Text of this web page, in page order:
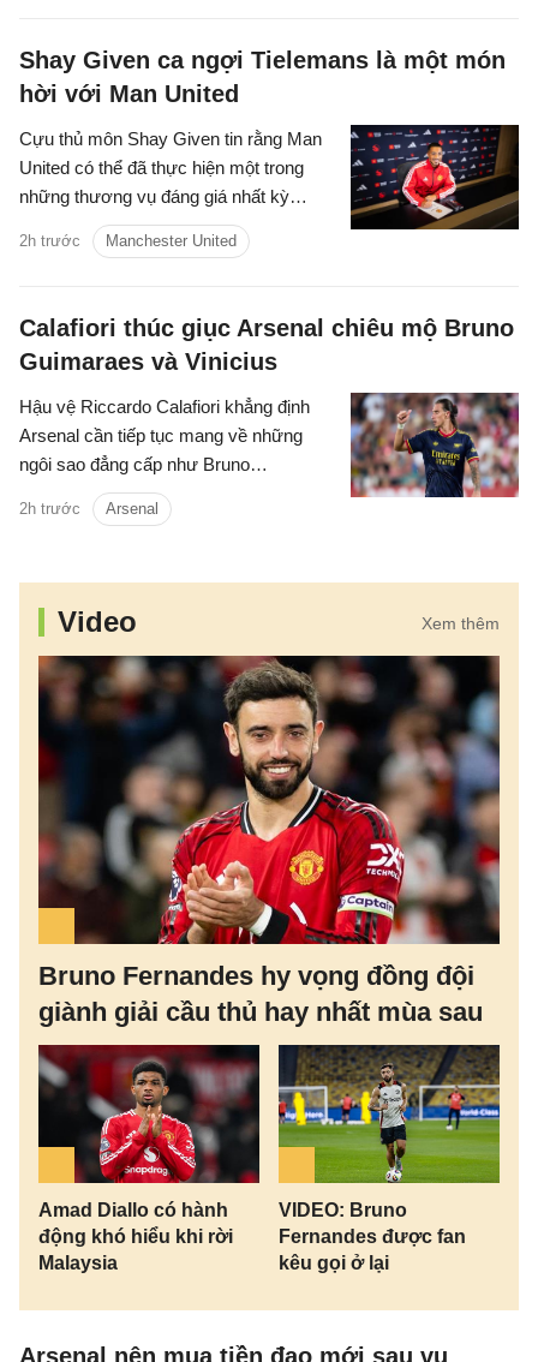
Shay Given ca ngợi Tielemans là một món
hời với Man United
Cựu thủ môn Shay Given tin rằng Man
United có thể đã thực hiện một trong
những thương vụ đáng giá nhất kỳ
chuyển nhượng hè khi chiêu mộ Youri
Tielemans với mức phí chỉ 35 triệu
2h trước Manchester United
Calafiori thúc giục Arsenal chiêu mộ Bruno
Guimaraes và Vinicius
Hậu vệ Riccardo Calafiori khẳng định
Arsenal cần tiếp tục mang về những
ngôi sao đẳng cấp như Bruno
Guimaraes và Vinicius Junior nếu muốn
duy trì vị thế số một và hướng đến một
2h trước Arsenal
Video Xem thêm
Bruno Fernandes hy vọng đồng đội
giành giải cầu thủ hay nhất mùa sau
Amad Diallo có hành
động khó hiểu khi rời
Malaysia
VIDEO: Bruno
Fernandes được fan
kêu gọi ở lại
Arsenal nên mua tiền đạo mới sau vụ